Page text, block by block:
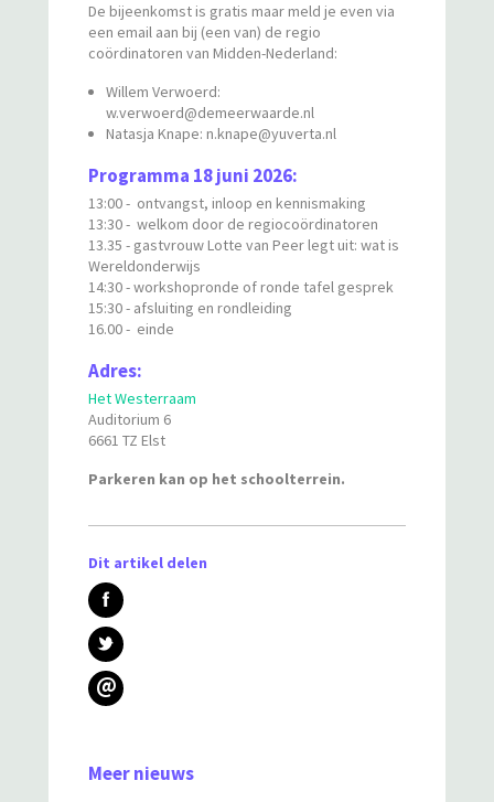
De bijeenkomst is gratis maar meld je even via
een email aan bij (een van) de regio
coördinatoren van Midden-Nederland:
Willem Verwoerd:
w.verwoerd@demeerwaarde.nl
Natasja Knape: n.knape@yuverta.nl
Programma 18 juni 2026:
13:00 - ontvangst, inloop en kennismaking
13:30 - welkom door de regiocoördinatoren
13.35 - gastvrouw Lotte van Peer legt uit: wat is
Wereldonderwijs
14:30 - workshopronde of ronde tafel gesprek
15:30 - afsluiting en rondleiding
16.00 - einde
Adres:
Het Westerraam
Auditorium 6
6661 TZ Elst
Parkeren kan op het schoolterrein.
Dit artikel delen
@
Meer nieuws